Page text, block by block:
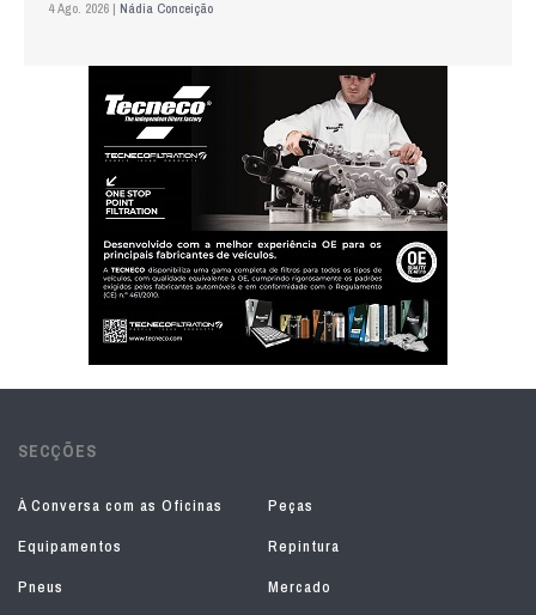
4 Ago. 2026 | Nádia Conceição
SECÇÕES
À Conversa com as Oficinas
Peças
Equipamentos
Repintura
Pneus
Mercado